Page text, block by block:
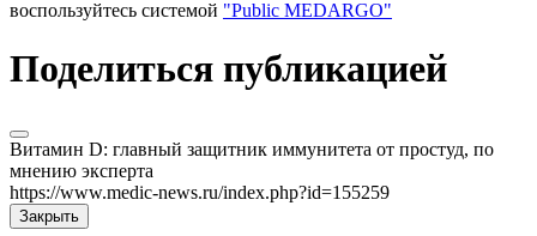
воспользуйтесь системой "Public MEDARGO"
Поделиться публикацией
Витамин D: главный защитник иммунитета от простуд, по
мнению эксперта
https://www.medic-news.ru/index.php?id=155259
Закрыть